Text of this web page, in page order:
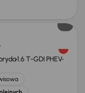
1.6 T-GDI PHEV